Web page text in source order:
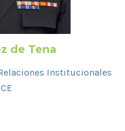
de Tena
Institucionales